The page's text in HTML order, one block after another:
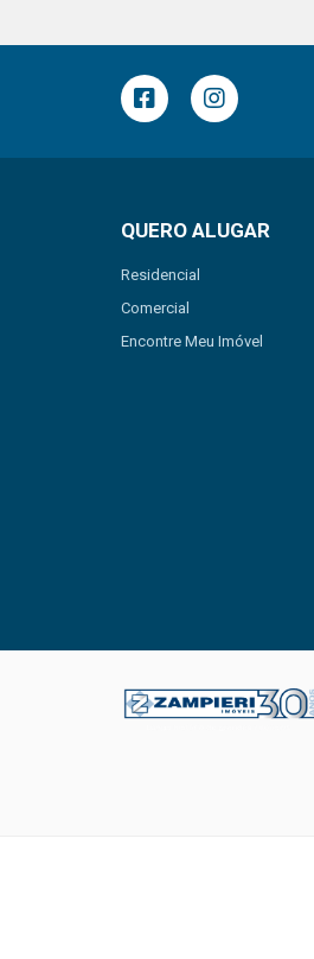
QUERO ALUGAR
Residencial
Comercial
Encontre Meu Imóvel